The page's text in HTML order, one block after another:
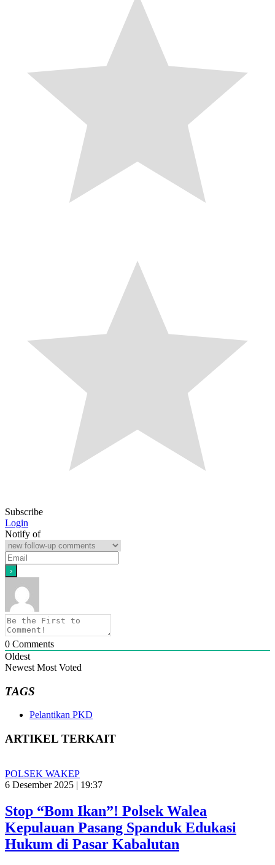
Subscribe
Login
Notify of
0 Comments
Oldest
Newest Most Voted
TAGS
Pelantikan PKD
ARTIKEL TERKAIT
POLSEK WAKEP
6 Desember 2025 | 19:37
Stop “Bom Ikan”! Polsek Walea
Kepulauan Pasang Spanduk Edukasi
Hukum di Pasar Kabalutan